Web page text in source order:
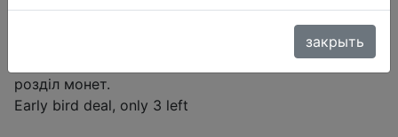
Знижка монетками 231 Coins у додатку через
розділ монет.
Early bird deal, only 3 left
закрыть